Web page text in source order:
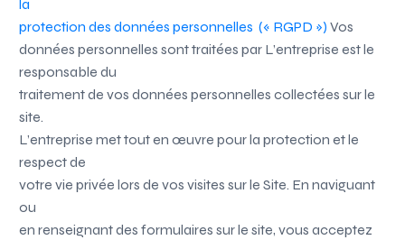
la
protection des données personnelles (« RGPD ») Vos
données personnelles sont traitées par L’entrepriseest le
responsable du
traitement de vos données personnelles collectées sur le
site.
L’entreprise met tout en œuvre pour la protection et le
respect de
votre vie privée lors de vos visites sur le Site. En naviguant
ou
en renseignant des formulaires sur le site, vous acceptez